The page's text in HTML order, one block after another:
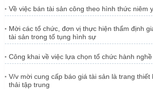
Về việc bán tài sản công theo hình thức niêm
Mời các tổ chức, đơn vị thực hiện thẩm định
tài sản trong tố tụng hình sự
Công khai về việc lựa chọn tổ chức hành
V/v mời cung cấp báo giá tài sản là trang
thải tập trung